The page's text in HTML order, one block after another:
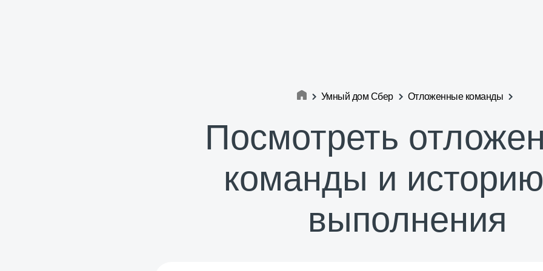
Умный дом Сбер Отложенные команды
Посмотреть
команды и
выполнения